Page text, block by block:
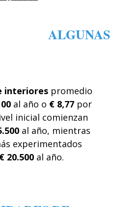
interiorespromedio
al año o € 8,77por
inicial comienzan
al año, mientras
experimentados
€ 20.500al año.